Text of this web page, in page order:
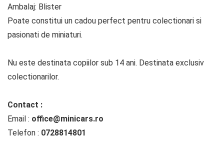
Ambalaj: Blister
Poate constitui un cadou perfect pentru colectionari si
pasionati de miniaturi.
Nu este destinata copiilor sub 14 ani. Destinata exclusiv
colectionarilor.
Contact :
Email : office@minicars.ro
Telefon : 0728814801